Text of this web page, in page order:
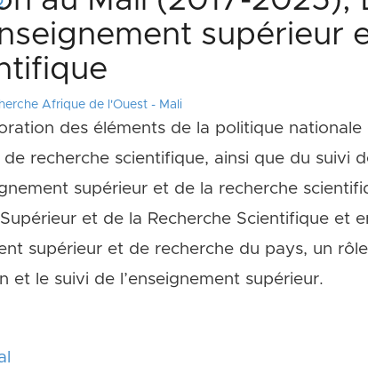
supérieur
Afrique de l'Ouest - Mali
des éléments de la politique nationale
de recherche scientifique, ainsi que du suivi
supérieur et de la recherche
et de la Recherche Scientifique et
supérieur et de recherche du pays, un
le suivi de l’enseignement supérieur.